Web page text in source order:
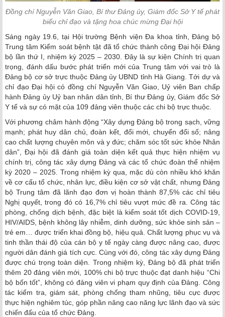
Đồng chí Nguyễn Văn Giao, Bí thư Đảng ủy, Giám đốc Sở Y tế phát
biểu chỉ đạo và tặng hoa chúc mừng Đại hội
Sáng ngày 19.6, tại Hội trường Bệnh viện Đa khoa tỉnh, Đảng bộ
Trung tâm Kiểm soát bệnh tật đã tổ chức thành công Đại hội Đảng
bộ lần thứ I, nhiệm kỳ 2025 – 2030. Đây là sự kiện Chính trị quan
trọng, đánh dấu bước phát triển mới của Trung tâm với vai trò là
Đảng bộ cơ sở trực thuộc Đảng ủy UBND tỉnh Hà Giang. Tới dự và
chỉ đạo Đại hội có đồng chí Nguyễn Văn Giao, Uỷ viên Ban chấp
hành Đảng ủy Uỷ ban nhân dân tỉnh, Bí thư Đảng ủy, Giám đốc Sở
Y tế và sự có mặt của 109 đảng viên thuộc các chi bộ trực thuộc.
Với phương châm hành động “Xây dựng Đảng bộ trong sạch, vững
mạnh; phát huy dân chủ, đoàn kết, đổi mới, chuyển đổi số; nâng
cao chất lượng chuyên môn và y đức; chăm sóc tốt sức khỏe Nhân
dân”, Đại hội đã đánh giá toàn diện kết quả thực hiện nhiệm vụ
chính trị, công tác xây dựng Đảng và các tổ chức đoàn thể nhiệm
kỳ 2020 – 2025. Trong nhiệm kỳ qua, mặc dù còn nhiều khó khăn
về cơ cấu tổ chức, nhân lực, điều kiện cơ sở vật chất, nhưng Đảng
bộ Trung tâm đã lãnh đạo đơn vị hoàn thành 87,5% các chỉ tiêu
Nghị quyết, trong đó có 16,7% chỉ tiêu vượt mức đề ra. Công tác
phòng, chống dịch bệnh, đặc biệt là kiểm soát tốt dịch COVID-19,
HIV/AIDS, bệnh không lây nhiễm, dinh dưỡng, sức khỏe sinh sản –
trẻ em… được triển khai đồng bộ, hiệu quả. Chất lượng phục vụ và
tinh thần thái độ của cán bộ y tế ngày càng được nâng cao, được
người dân đánh giá tích cực. Cùng với đó, công tác xây dựng Đảng
được chú trọng toàn diện. Trong nhiệm kỳ, Đảng bộ đã phát triển
thêm 20 đảng viên mới, 100% chi bộ trực thuộc đạt danh hiệu “Chi
bộ bốn tốt”, không có đảng viên vi phạm quy định của Đảng. Công
tác kiểm tra, giám sát, phòng chống tham nhũng, tiêu cực được
thực hiện nghiêm túc, góp phần nâng cao năng lực lãnh đạo và sức
chiến đấu của tổ chức Đảng.